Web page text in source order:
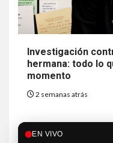
Investigación
hermana: todo lo
momento
2 semanas atrás
EN VIVO